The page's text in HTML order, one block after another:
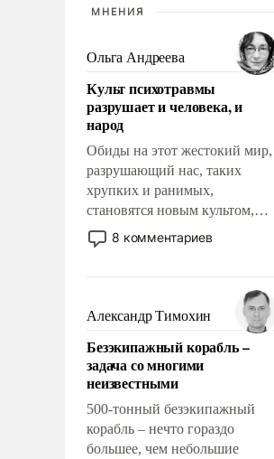
МНЕНИЯ
Ольга Андреева
Культ психотравмы
разрушает и человека, и
народ
Обиды на этот жестокий мир,
разрушающий нас, таких
хрупких и ранимых,
становятся новым культом,
постепенно вытесняя и
отменяя традиционное
мужественным и твердым под
ударами судьбы, брать на себя
ответственность, помогать
слабым, идти вперед и
адаптироваться.
8 комментариев
Александр Тимохин
Безэкипажный корабль –
задача со многими
неизвестными
500-тонный безэкипажный
корабль – нечто гораздо
большее, чем небольшие